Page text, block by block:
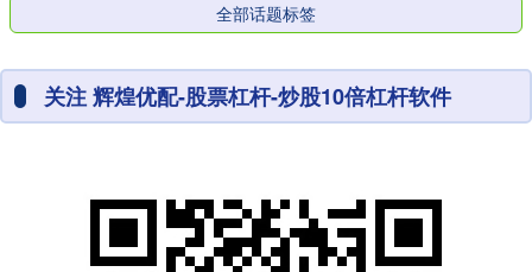
全部话题标签
关注 辉煌优配-股票杠杆-炒股10倍杠杆软件